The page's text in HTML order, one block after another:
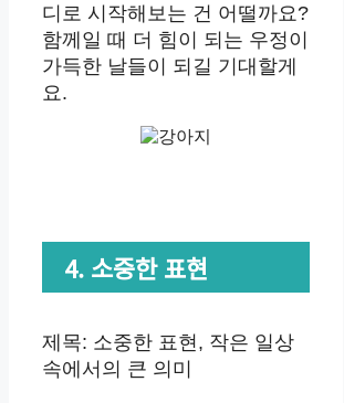
디로 시작해보는 건 어떨까요?
함께일 때 더 힘이 되는 우정이
가득한 날들이 되길 기대할게
요.
4. 소중한 표현
제목: 소중한 표현, 작은 일상
속에서의 큰 의미